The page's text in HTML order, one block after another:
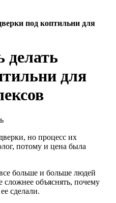
под коптильни для
делать
для
но процесс их
потому и цена была
больше и больше людей
сложнее объяснять, почему
сделали.